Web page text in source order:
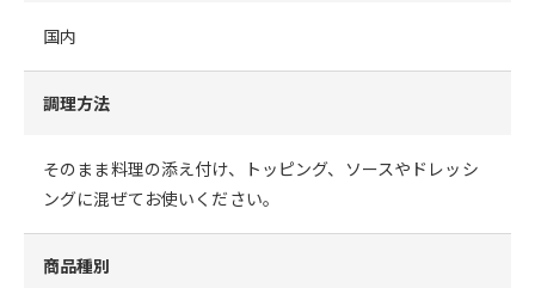
国内
調理方法
そのまま料理の添え付け、トッピング、ソースやドレッシ
ングに混ぜてお使いください。
商品種別